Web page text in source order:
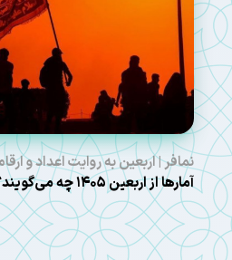
نمافر | اربعین به روایت اعداد و
آمارها از اربعین ۱۴۰۵ چه می‌گویند؟